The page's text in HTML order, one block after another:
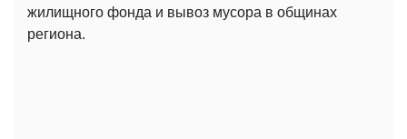
жилищного фонда и вывоз мусора в общинах
региона.